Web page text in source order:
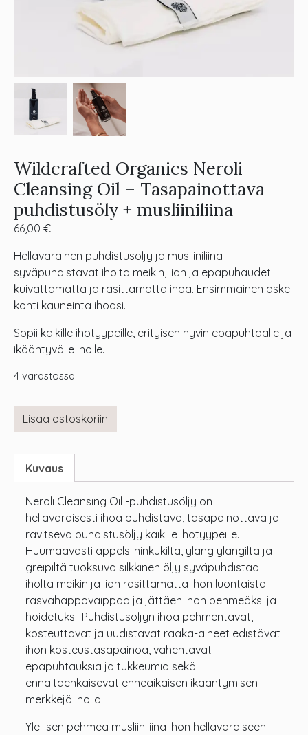
Wildcrafted Organics Neroli
Cleansing Oil – Tasapainottava
puhdistusöly + musliiniliina
66,00 €
Hellävärainen puhdistusöljy ja musliiniliina
syväpuhdistavat iholta meikin, lian ja epäpuhaudet
kuivattamatta ja rasittamatta ihoa. Ensimmäinen askel
kohti kauneinta ihoasi.
Sopii kaikille ihotyypeille, erityisen hyvin epäpuhtaalle ja
ikääntyvälle iholle.
4 varastossa
Lisää ostoskoriin
Kuvaus
Neroli Cleansing Oil -puhdistusöljy on
hellävaraisesti ihoa puhdistava, tasapainottava ja
ravitseva puhdistusöljy kaikille ihotyypeille.
Huumaavasti appelsiininkukilta, ylang ylangilta ja
greipiltä tuoksuva silkkinen öljy syväpuhdistaa
iholta meikin ja lian rasittamatta ihon luontaista
rasvahappovaippaa ja jättäen ihon pehmeäksi ja
hoidetuksi. Puhdistusöljyn ihoa pehmentävät,
kosteuttavat ja uudistavat raaka-aineet edistävät
ihon kosteustasapainoa, vähentävät
epäpuhtauksia ja tukkeumia sekä
ennaltaehkäisevät enneaikaisen ikääntymisen
merkkejä iholla.
Ylellisen pehmeä musliiniliina ihon hellävaraiseen